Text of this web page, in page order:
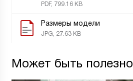
PDF, 799.16 KB
Размеры модели
JPG, 27.63 KB
Может быть полезно